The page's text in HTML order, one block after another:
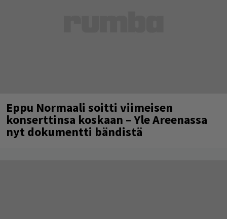
Eppu Normaali soitti viimeisen
konserttinsa koskaan – Yle Areenassa
nyt dokumentti bändistä